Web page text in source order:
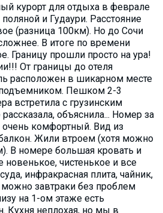
курорт для отдыха в феврале
и Гудаури. Расстояние
(разница 100км). Но до Сочи
В итоге по времени
Границу прошли просто на ура!
От границы до отеля
расположен в шикарном месте
Пешком 2-3
встретила с грузинским
объяснила... Номер за
комфортный. Вид из
Жили втроем (хотя можно
В номере большая кровать и
новенькое, чистенькое и все
инфракрасная плита, чайник,
можно завтраки без проблем
на 1-ом этаже есть
Кухня неплохая, но мы в